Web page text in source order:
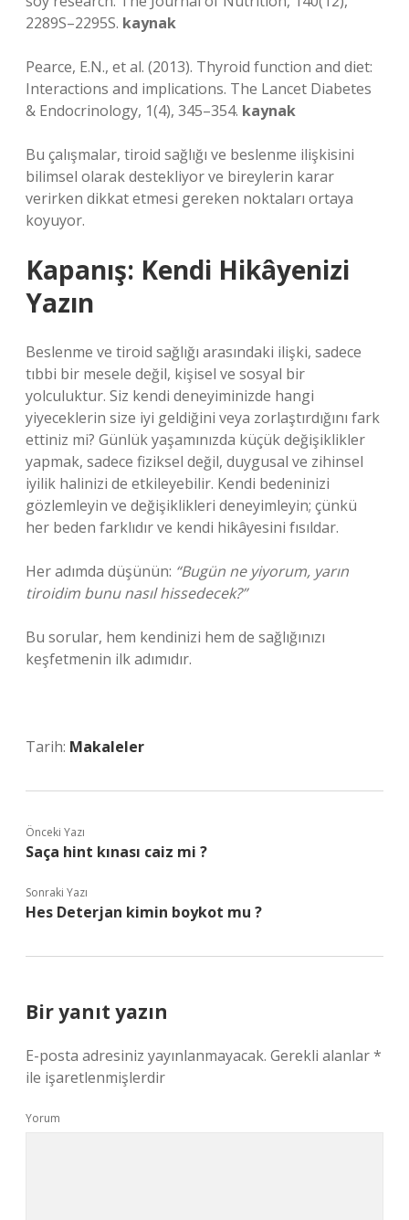
2289S–2295S. kaynak
Pearce, E.N., et al. (2013). Thyroid function and diet:
Interactions and implications. The Lancet Diabetes
& Endocrinology, 1(4), 345–354. kaynak
Bu çalışmalar, tiroid sağlığı ve beslenme ilişkisini
bilimsel olarak destekliyor ve bireylerin karar
verirken dikkat etmesi gereken noktaları ortaya
koyuyor.
Kapanış: Kendi Hikâyenizi
Yazın
Beslenme ve tiroid sağlığı arasındaki ilişki, sadece
tıbbi bir mesele değil, kişisel ve sosyal bir
yolculuktur. Siz kendi deneyiminizde hangi
yiyeceklerin size iyi geldiğini veya zorlaştırdığını fark
ettiniz mi? Günlük yaşamınızda küçük değişiklikler
yapmak, sadece fiziksel değil, duygusal ve zihinsel
iyilik halinizi de etkileyebilir. Kendi bedeninizi
gözlemleyin ve değişiklikleri deneyimleyin; çünkü
her beden farklıdır ve kendi hikâyesini fısıldar.
Her adımda düşünün: “Bugün ne yiyorum, yarın
tiroidim bunu nasıl hissedecek?”
Bu sorular, hem kendinizi hem de sağlığınızı
keşfetmenin ilk adımıdır.
Tarih: Makaleler
Önceki Yazı
Saça hint kınası caiz mi ?
Sonraki Yazı
Hes Deterjan kimin boykot mu ?
Bir yanıt yazın
E-posta adresiniz yayınlanmayacak. Gerekli alanlar*
ile işaretlenmişlerdir
Yorum